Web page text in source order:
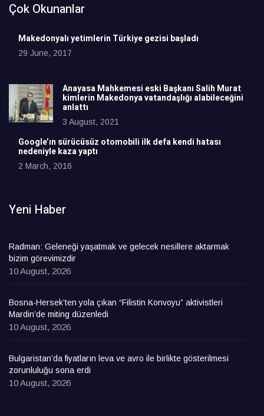
Çok Okunanlar
Makedonyalı yetimlerin Türkiye gezisi başladı
29 June, 2017
Anayasa Mahkemesi eski Başkanı Salih Murat
kimlerin Makedonya vatandaşlığı alabileceğini
anlattı
3 August, 2021
Google’ın sürücüsüz otomobili ilk defa kendi hatası
nedeniyle kaza yaptı
2 March, 2016
Yeni Haber
Radman: Geleneği yaşatmak ve gelecek nesillere aktarmak
bizim görevimizdir
10 August, 2026
Bosna-Hersek’ten yola çıkan “Filistin Konvoyu” aktivistleri
Mardin’de miting düzenledi
10 August, 2026
Bulgaristan’da fiyatların leva ve avro ile birlikte gösterilmesi
zorunluluğu sona erdi
10 August, 2026